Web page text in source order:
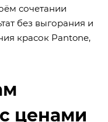
сочетании
без выгорания и
красок Pantone,
ценами